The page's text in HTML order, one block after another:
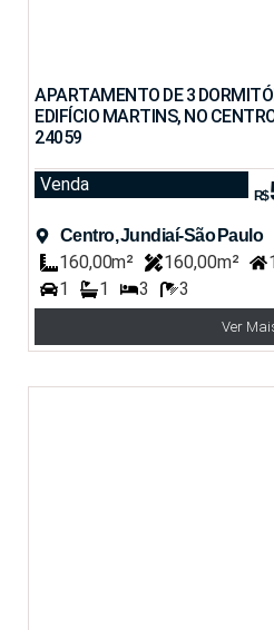
APARTAMENTO DE 3
EDIFÍCIO MARTINS, NO
24059
Venda
R$
Centro, Jundiaí-São Paulo
160,00m² 160,00m²
1
1 3 3
Ver